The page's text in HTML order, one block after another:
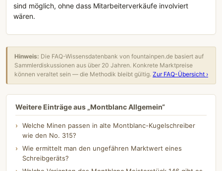
sind möglich, ohne dass Mitarbeiterverkäufe involviert
wären.
Hinweis: Die FAQ-Wissensdatenbank von fountainpen.de basiert auf
Sammlerdiskussionen aus über 20 Jahren. Konkrete Marktpreise
können veraltet sein — die Methodik bleibt gültig. Zur FAQ-Übersicht ›
Weitere Einträge aus „Montblanc Allgemein“
Welche Minen passen in alte Montblanc-Kugelschreiber
wie den No. 315?
Wie ermittelt man den ungefähren Marktwert eines
Schreibgeräts?